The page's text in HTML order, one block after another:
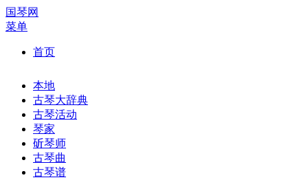
国琴网
菜单
首页
本地
古琴大辞典
古琴活动
琴家
斫琴师
古琴曲
古琴谱